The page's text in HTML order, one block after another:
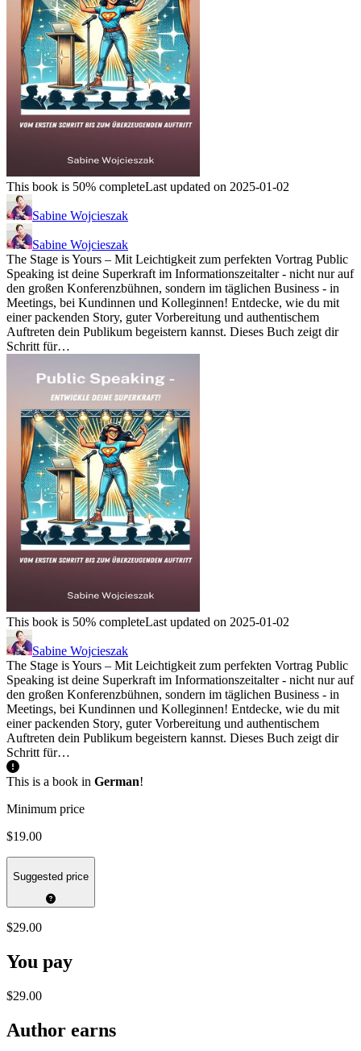
This book is 50% completeLast updated on 2025-01-02
Sabine Wojcieszak
Sabine Wojcieszak
The Stage is Yours – Mit Leichtigkeit zum perfekten Vortrag Public
Speaking ist deine Superkraft im Informationszeitalter - nicht nur auf
den großen Konferenzbühnen, sondern im täglichen Business - in
Meetings, bei Kundinnen und Kolleginnen! Entdecke, wie du mit
einer packenden Story, guter Vorbereitung und authentischem
Auftreten dein Publikum begeistern kannst. Dieses Buch zeigt dir
Schritt für…
This book is 50% completeLast updated on 2025-01-02
Sabine Wojcieszak
The Stage is Yours – Mit Leichtigkeit zum perfekten Vortrag Public
Speaking ist deine Superkraft im Informationszeitalter - nicht nur auf
den großen Konferenzbühnen, sondern im täglichen Business - in
Meetings, bei Kundinnen und Kolleginnen! Entdecke, wie du mit
einer packenden Story, guter Vorbereitung und authentischem
Auftreten dein Publikum begeistern kannst. Dieses Buch zeigt dir
Schritt für…
This is a book in German!
Minimum price
$19.00
Suggested price
$29.00
You pay
$29.00
Author earns